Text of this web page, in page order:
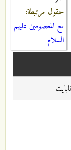
حقول مرتبطة:
مع المعصومين عليهم
السلام